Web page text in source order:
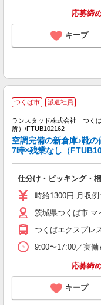
応募締
キープ
つくば市 派遣社員
ランスタッド株式会社 つく
所）/FTUB102162
空調完備の新倉庫♪靴
7時×残業なし（
仕分け・ピッキング・
時給1300円 月収
茨城県つくば市 マ
つくばエクスプレ
9:00〜17:00／実
応募締
キープ